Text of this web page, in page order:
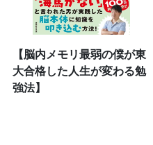
【脳内メモリ最弱の僕が東
大合格した人生が変わる勉
強法】